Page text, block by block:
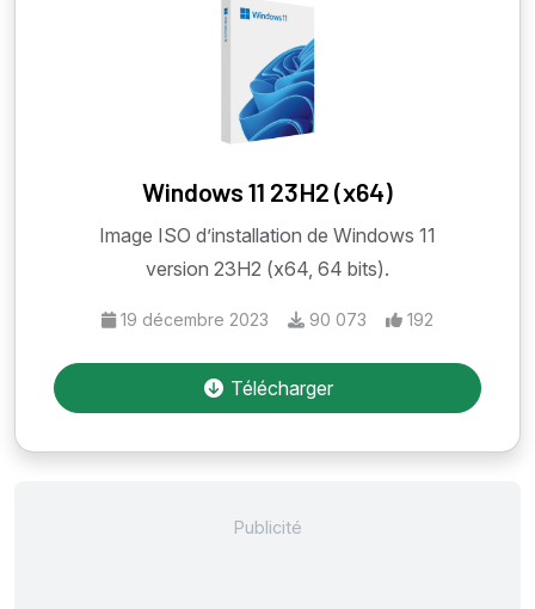
Windows 11 23H2 (x64)
Image ISO d’installation de Windows 11
version 23H2 (x64, 64 bits).
19 décembre 2023 90 073 192
Télécharger